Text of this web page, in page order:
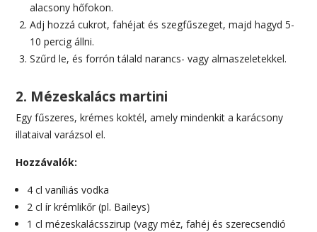
alacsony hőfokon.
Adj hozzá cukrot, fahéjat és szegfűszeget, majd hagyd 5-
10 percig állni.
Szűrd le, és forrón tálald narancs- vagy almaszeletekkel.
2. Mézeskalács martini
Egy fűszeres, krémes koktél, amely mindenkit a karácsony
illataival varázsol el.
Hozzávalók:
4 cl vaníliás vodka
2 cl ír krémlikőr (pl. Baileys)
1 cl mézeskalácsszirup (vagy méz, fahéj és szerecsendió